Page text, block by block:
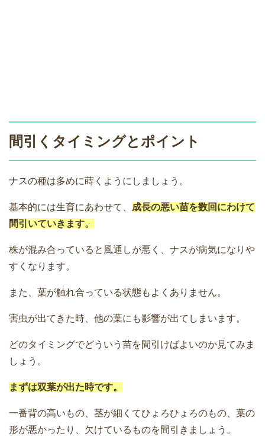
間引くタイミングとポイント
ナスの種は多めに蒔くようにしましょう。
基本的には生育にあわせて、 成長の悪い苗を数回にわけて
間引いていきます。
株が混み合っていると風通しが悪く、ナスが病気になりや
すくなります。
また、葉が触れ合っている状態もよくありません。
害虫が出てきた時、他の葉にも影響が出てしまいます。
どのタイミングでどういう苗を間引けばよいのか見てみま
しょう。
まずは双葉が出た時です。
一番背の高いもの、茎が細くてひょろひょろのもの、葉の
形が悪かったり、欠けているものを間引きましょう。